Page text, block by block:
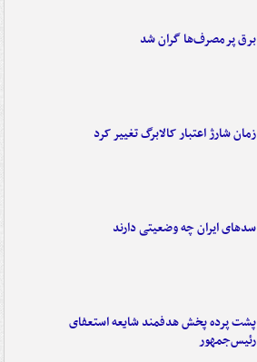
برق پرمصرف‌ها گران شد
زمان شارژ اعتبار کالابرگ تغییر کرد
سدهای ایران چه وضعیتی دارند
پشت پرده پخش هدفمند شایعه استعفای
رئیس‌جمهور